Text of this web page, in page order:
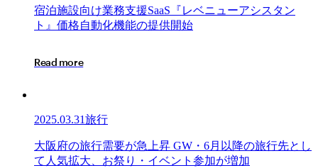
税
ク
ン」
る」
と
提
宿
泊
向
務
支
援
SaaS『レ
宿泊施設向け業務支援SaaS 『レベニ ュ ーアシス タ ン
ト 』 価格自動化機能の提供開始
Read more
2025.03.31旅行
大
阪
大阪 府の旅行需要が急 上昇 GW ・ 6月 以 降の旅行先と し
て 人 気拡大 お祭 り ・ イベン ト 参加が増加